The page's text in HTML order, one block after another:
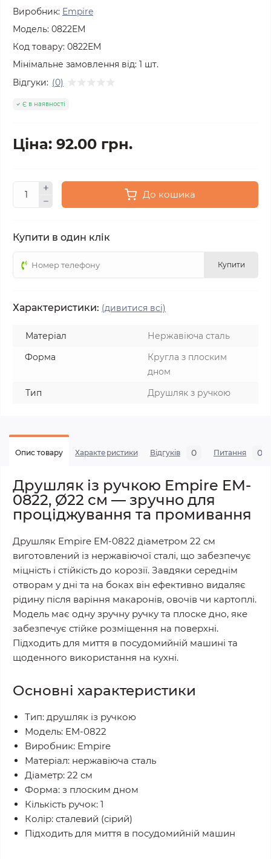
Виробник: Empire
Модель: 0822ЕМ
Код товару: 0822ЕМ
Мінімальне замовлення від: 1 шт.
Відгуки: (0)
Є в наявності
Ціна: 92.00 грн.
До кошика
Купити в один клік
Купити
Характеристики: (дивитися всі)
Матеріал
Нержавіюча сталь
Форма
Кругла з плоским
дном
Тип
Друшляк з ручкою
Опис товару Характеристики Відгуків 0 Питання 0
Друшляк із ручкою Empire EM-
0822, Ø22 см — зручно для
проціджування та промивання
Друшляк Empire EM-0822 діаметром 22 см
виготовлений із нержавіючої сталі, що забезпечує
міцність і стійкість до корозії. Завдяки середнім
отворам у дні та на боках він ефективно видаляє
рідину після варіння макаронів, овочів чи картоплі.
Модель має одну зручну ручку та плоске дно, яке
забезпечує стійке розміщення на поверхні.
Підходить для миття в посудомийній машині та
щоденного використання на кухні.
Основні характеристики
Тип: друшляк із ручкою
Модель: EM-0822
Виробник: Empire
Матеріал: нержавіюча сталь
Діаметр: 22 см
Форма: з плоским дном
Кількість ручок: 1
Колір: сталевий (сірий)
Підходить для миття в посудомийній машин